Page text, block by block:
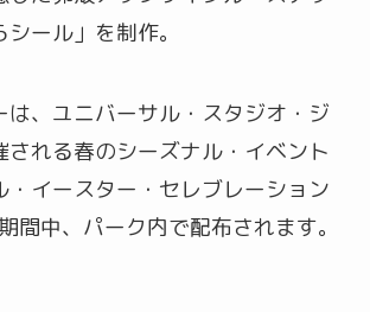
ール」を制作。
は、ユニバーサル・スタジオ・ジ
される春のシーズナル・イベント
・イースター・セレブレーション
間中、パーク内で配布されます。